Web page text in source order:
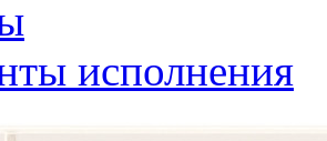
исполнения